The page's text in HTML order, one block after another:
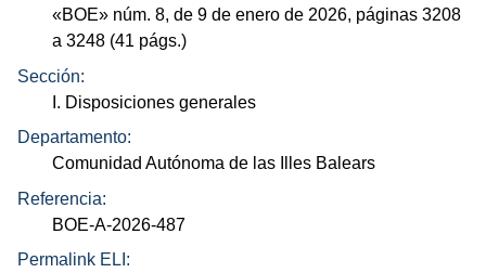
«BOE» núm. 8, de 9 de enero de 2026, páginas 3208
a 3248 (41 págs.)
Sección:
I. Disposiciones generales
Departamento:
Comunidad Autónoma de las Illes Balears
Referencia:
BOE-A-2026-487
Permalink ELI: